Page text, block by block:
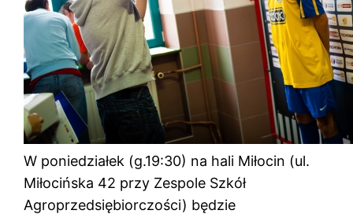
W poniedziałek (g.19:30) na hali Miłocin (ul.
Miłocińska 42 przy Zespole Szkół
Agroprzedsiębiorczości) będzie